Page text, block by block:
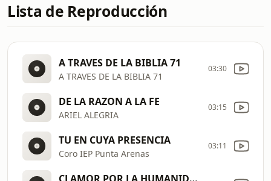
Lista de Reproducción
A TRAVES DE LA BIBLIA 71
A TRAVES DE LA BIBLIA 71
03:30
DE LA RAZON A LA FE
ARIEL ALEGRIA
03:15
TU EN CUYA PRESENCIA
Coro IEP Punta Arenas
03:11
CLAMOR POR LA HUMANIDAD